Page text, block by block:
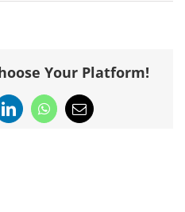
Your Platform!
LinkedInWhatsApp
Email